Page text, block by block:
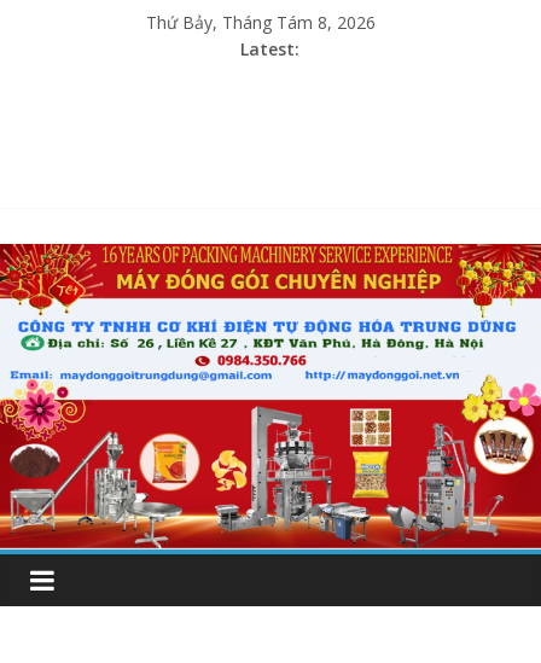
Thứ Bảy, Tháng Tám 8, 2026
Latest: